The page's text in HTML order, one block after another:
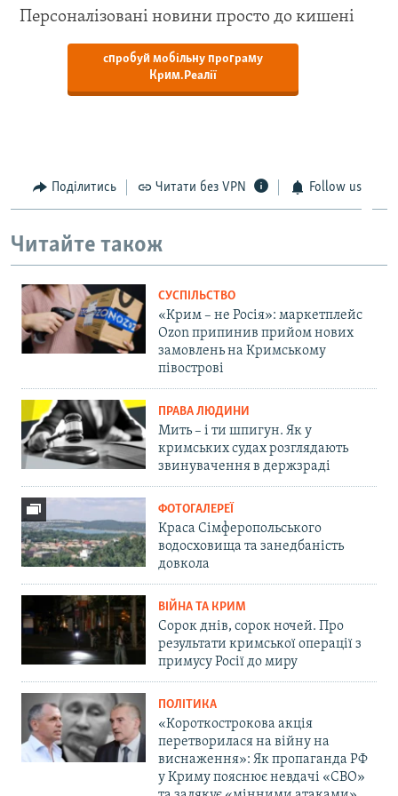
Персоналізовані новини просто до кишені
спробуй мобільну програму
Крим.Реалії
Поділитись Читати без VPN Follow us
Читайте також
СУСПІЛЬСТВО
«Крим – не Росія»: маркетплейс
Ozon припинив прийом нових
замовлень на Кримському
півострові
ПРАВА ЛЮДИНИ
Мить – і ти шпигун. Як у
кримських судах розглядають
звинувачення в держзраді
ФОТОГАЛЕРЕЇ
Краса Сімферопольського
водосховища та занедбаність
довкола
ВІЙНА ТА КРИМ
Сорок днів, сорок ночей. Про
результати кримської операції з
примусу Росії до миру
ПОЛІТИКА
«Короткострокова акція
перетворилася на війну на
виснаження»: Як пропаганда РФ
у Криму пояснює невдачі «СВО»